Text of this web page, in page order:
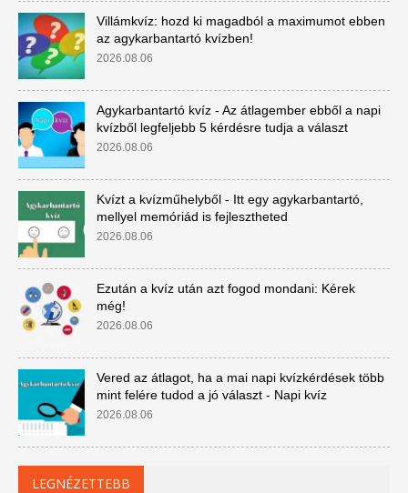
Villámkvíz: hozd ki magadból a maximumot ebben
az agykarbantartó kvízben!
2026.08.06
Agykarbantartó kvíz - Az átlagember ebből a napi
kvízből legfeljebb 5 kérdésre tudja a választ
2026.08.06
Kvízt a kvízműhelyből - Itt egy agykarbantartó,
mellyel memóriád is fejlesztheted
2026.08.06
Ezután a kvíz után azt fogod mondani: Kérek
még!
2026.08.06
Vered az átlagot, ha a mai napi kvízkérdések több
mint felére tudod a jó választ - Napi kvíz
2026.08.06
LEGNÉZETTEBB